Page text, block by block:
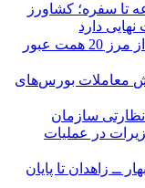
تا سفره؛ کشاورز
دارد
ارزش معاملات خرد از مرز 20 همت عبور
معاملات بورس‌های
سازمان
در عملیات
ــ زاهدان تا پایان